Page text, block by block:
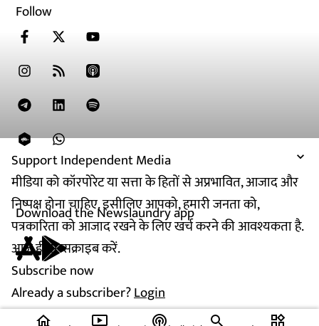
Support Independent Media
मीडिया को कॉरपोरेट या सत्ता के हितों से अप्रभावित, आजाद और
निष्पक्ष होना चाहिए. इसीलिए आपको, हमारी जनता को,
पत्रकारिता को आजाद रखने के लिए खर्च करने की आवश्यकता है.
आज ही सब्सक्राइब करें.
Subscribe now
Already a subscriber?Login
Follow
Download the Newslaundry app
home ondemand_video podcasts widgets